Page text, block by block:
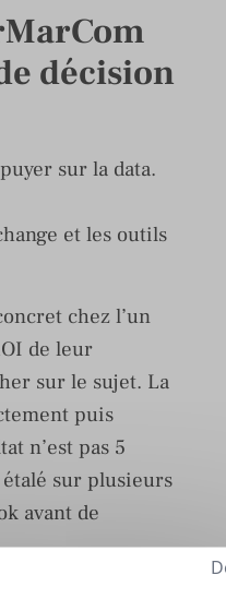
décision
sur la data.
et les outils
chez l’un
de leur
sur le sujet. La
puis
n’est pas 5
étalé sur plusieurs
avant de